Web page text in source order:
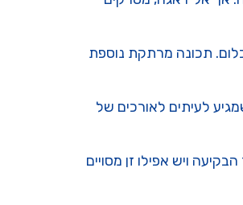
תכונה מרתקת נוספת
לעיתים לאורכים של
ויש אפילו זן מסויים